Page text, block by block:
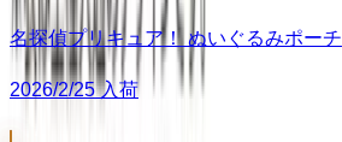
名探偵プリキュア！ ぬいぐるみポーチ
2026/2/25 入荷